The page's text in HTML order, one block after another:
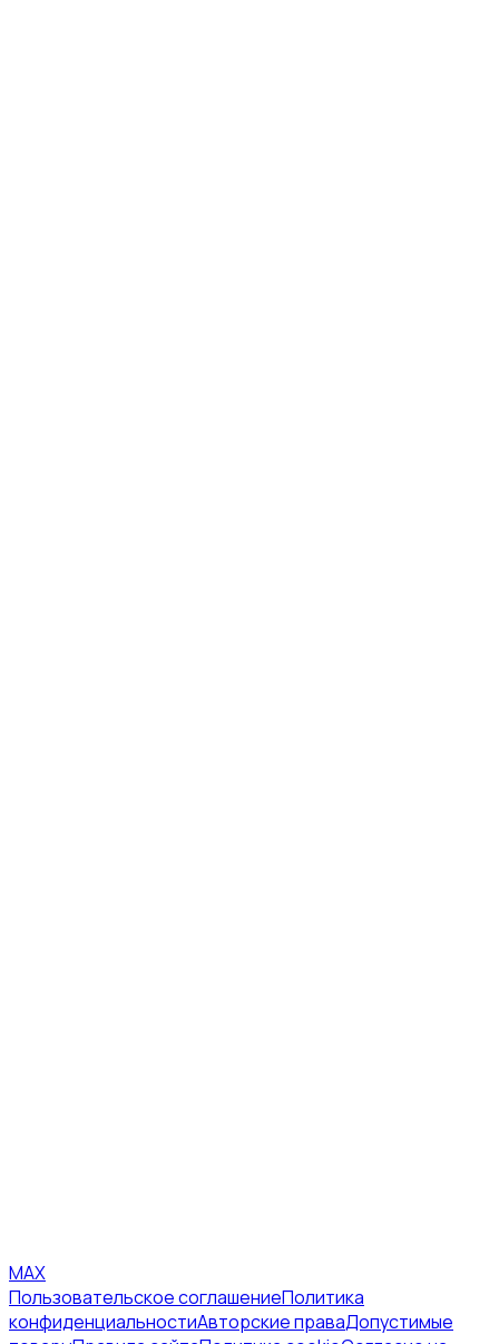
MAX
Пользовательское соглашениеПолитика
конфиденциальностиАвторские праваДопустимые